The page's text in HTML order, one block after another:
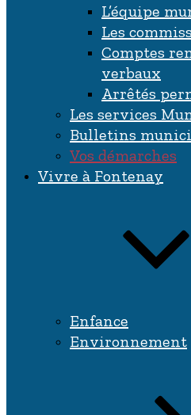
L’équipe
Les
Comptes
verbaux
Arrêtés
Les services
Bulletins
Vos démarches
Vivre à Fontenay
Enfance
Environnement